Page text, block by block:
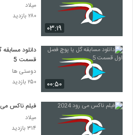
۰۳:۱۹
میلاد
۲۸۰ بازدید
۰۰:۵۰
دانلود
قسمت 5
دوستی ها
۲۵۰ بازدید
فیلم ناکس می
میلاد
۳۱۴ بازدید